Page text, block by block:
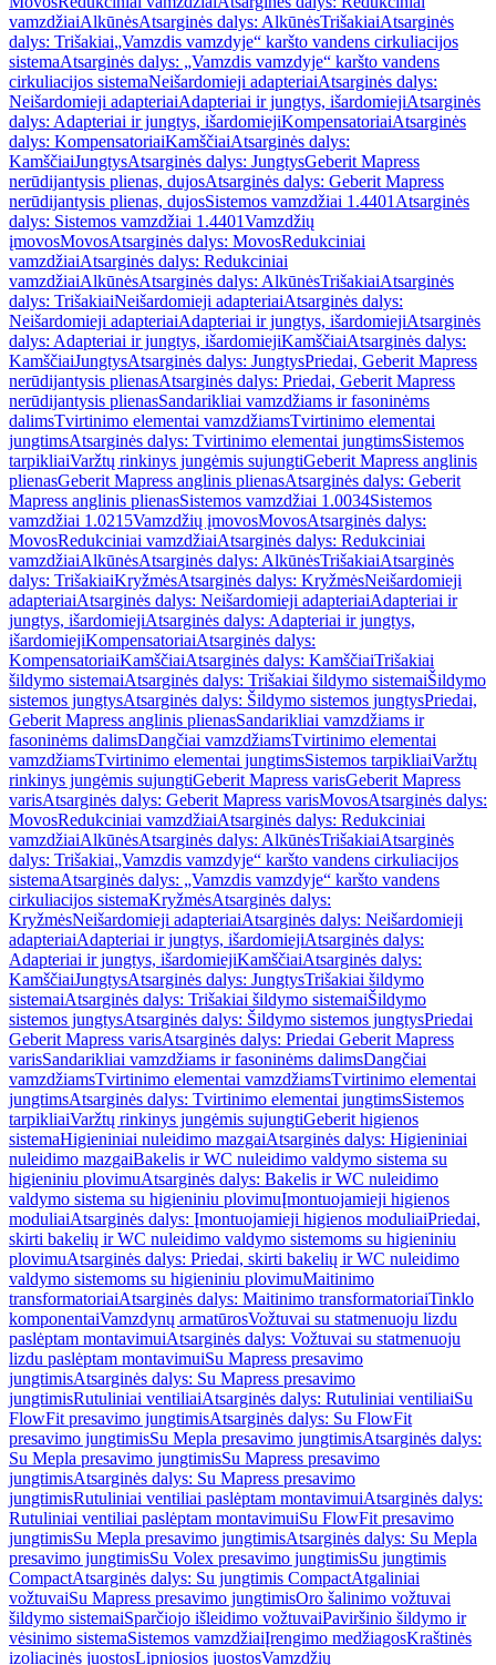
vamzdžiaiAlkūnėsAtsarginės dalys: AlkūnėsTrišakiaiAtsarginės
dalys: Trišakiai„Vamzdis vamzdyje“ karšto vandens cirkuliacijos
sistemaAtsarginės dalys: „Vamzdis vamzdyje“ karšto vandens
cirkuliacijos sistemaNeišardomieji adapteriaiAtsarginės dalys:
Neišardomieji adapteriaiAdapteriai ir jungtys, išardomiejiAtsarginės
dalys: Adapteriai ir jungtys, išardomiejiKompensatoriaiAtsarginės
dalys: KompensatoriaiKamščiaiAtsarginės dalys:
KamščiaiJungtysAtsarginės dalys: JungtysGeberit Mapress
nerūdijantysis plienas, dujosAtsarginės dalys: Geberit Mapress
nerūdijantysis plienas, dujosSistemos vamzdžiai 1.4401 Atsarginės
dalys: Sistemos vamzdžiai 1.4401Vamzdžių
įmovosMovosAtsarginės dalys: MovosRedukciniai
vamzdžiaiAtsarginės dalys: Redukciniai
vamzdžiaiAlkūnėsAtsarginės dalys: AlkūnėsTrišakiaiAtsarginės
dalys: TrišakiaiNeišardomieji adapteriaiAtsarginės dalys:
Neišardomieji adapteriaiAdapteriai ir jungtys, išardomiejiAtsarginės
dalys: Adapteriai ir jungtys, išardomiejiKamščiaiAtsarginės dalys:
KamščiaiJungtysAtsarginės dalys: JungtysPriedai, Geberit Mapress
nerūdijantysis plienasAtsarginės dalys: Priedai, Geberit Mapress
nerūdijantysis plienasSandarikliai vamzdžiams ir fasoninėms
dalimsTvirtinimo elementai vamzdžiamsTvirtinimo elementai
jungtimsAtsarginės dalys: Tvirtinimo elementai jungtimsSistemos
tarpikliaiVaržtų rinkinys jungėmis sujungtiGeberit Mapress anglinis
plienasGeberit Mapress anglinis plienasAtsarginės dalys: Geberit
Mapress anglinis plienasSistemos vamzdžiai 1.0034Sistemos
vamzdžiai 1.0215Vamzdžių įmovosMovosAtsarginės dalys:
MovosRedukciniai vamzdžiaiAtsarginės dalys: Redukciniai
vamzdžiaiAlkūnėsAtsarginės dalys: AlkūnėsTrišakiaiAtsarginės
dalys: TrišakiaiKryžmėsAtsarginės dalys: KryžmėsNeišardomieji
adapteriaiAtsarginės dalys: Neišardomieji adapteriaiAdapteriai ir
jungtys, išardomiejiAtsarginės dalys: Adapteriai ir jungtys,
išardomiejiKompensatoriaiAtsarginės dalys:
KompensatoriaiKamščiaiAtsarginės dalys: KamščiaiTrišakiai
šildymo sistemaiAtsarginės dalys: Trišakiai šildymo sistemaiŠildymo
sistemos jungtysAtsarginės dalys: Šildymo sistemos jungtysPriedai,
Geberit Mapress anglinis plienasSandarikliai vamzdžiams ir
fasoninėms dalimsDangčiai vamzdžiamsTvirtinimo elementai
vamzdžiamsTvirtinimo elementai jungtimsSistemos tarpikliaiVaržtų
rinkinys jungėmis sujungtiGeberit Mapress varisGeberit Mapress
varisAtsarginės dalys: Geberit Mapress varisMovosAtsarginės dalys:
MovosRedukciniai vamzdžiaiAtsarginės dalys: Redukciniai
vamzdžiaiAlkūnėsAtsarginės dalys: AlkūnėsTrišakiaiAtsarginės
dalys: Trišakiai„Vamzdis vamzdyje“ karšto vandens cirkuliacijos
sistemaAtsarginės dalys: „Vamzdis vamzdyje“ karšto vandens
cirkuliacijos sistemaKryžmėsAtsarginės dalys:
KryžmėsNeišardomieji adapteriaiAtsarginės dalys: Neišardomieji
adapteriaiAdapteriai ir jungtys, išardomiejiAtsarginės dalys:
Adapteriai ir jungtys, išardomiejiKamščiaiAtsarginės dalys:
KamščiaiJungtysAtsarginės dalys: JungtysTrišakiai šildymo
sistemaiAtsarginės dalys: Trišakiai šildymo sistemaiŠildymo
sistemos jungtysAtsarginės dalys: Šildymo sistemos jungtysPriedai
Geberit Mapress varisAtsarginės dalys: Priedai Geberit Mapress
varisSandarikliai vamzdžiams ir fasoninėms dalimsDangčiai
vamzdžiamsTvirtinimo elementai vamzdžiamsTvirtinimo elementai
jungtimsAtsarginės dalys: Tvirtinimo elementai jungtimsSistemos
tarpikliaiVaržtų rinkinys jungėmis sujungtiGeberit higienos
sistemaHigieniniai nuleidimo mazgaiAtsarginės dalys: Higieniniai
nuleidimo mazgaiBakelis ir WC nuleidimo valdymo sistema su
higieniniu plovimuAtsarginės dalys: Bakelis ir WC nuleidimo
valdymo sistema su higieniniu plovimuĮmontuojamieji higienos
moduliaiAtsarginės dalys: Įmontuojamieji higienos moduliaiPriedai,
skirti bakelių ir WC nuleidimo valdymo sistemoms su higieniniu
plovimuAtsarginės dalys: Priedai, skirti bakelių ir WC nuleidimo
valdymo sistemoms su higieniniu plovimuMaitinimo
transformatoriaiAtsarginės dalys: Maitinimo transformatoriaiTinklo
komponentaiVamzdynų armatūrosVožtuvai su statmenuoju lizdu
paslėptam montavimuiAtsarginės dalys: Vožtuvai su statmenuoju
lizdu paslėptam montavimuiSu Mapress presavimo
jungtimisAtsarginės dalys: Su Mapress presavimo
jungtimisRutuliniai ventiliaiAtsarginės dalys: Rutuliniai ventiliaiSu
FlowFit presavimo jungtimisAtsarginės dalys: Su FlowFit
presavimo jungtimisSu Mepla presavimo jungtimisAtsarginės dalys:
Su Mepla presavimo jungtimisSu Mapress presavimo
jungtimisAtsarginės dalys: Su Mapress presavimo
jungtimisRutuliniai ventiliai paslėptam montavimuiAtsarginės dalys:
Rutuliniai ventiliai paslėptam montavimuiSu FlowFit presavimo
jungtimisSu Mepla presavimo jungtimisAtsarginės dalys: Su Mepla
presavimo jungtimisSu Volex presavimo jungtimisSu jungtimis
CompactAtsarginės dalys: Su jungtimis CompactAtgaliniai
vožtuvaiSu Mapress presavimo jungtimisOro šalinimo vožtuvai
šildymo sistemaiSparčiojo išleidimo vožtuvaiPaviršinio šildymo ir
vėsinimo sistemaSistemos vamzdžiaiĮrengimo medžiagosKraštinės
izoliacinės juostosLipniosios juostosVamzdžių